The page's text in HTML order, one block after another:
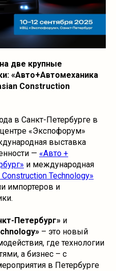
две крупные
«Авто+Автомеханика
Construction
в Санкт-Петербурге в
«Экспофорум»
выставка
— «Авто +
и международная
Construction Technology»
импортеров и
Петербург» и
– это новый
где технологии
а бизнес – с
в Петербурге